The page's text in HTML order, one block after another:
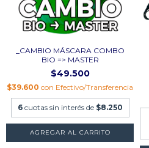
_CAMBIO MÁSCARA COMBO
BIO => MASTER
$49.500
$39.600 con Efectivo/Transferencia
6 cuotas sin interés de $8.250